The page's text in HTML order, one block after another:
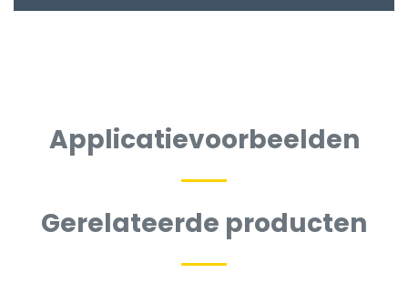
Applicatievoorbeelden
Gerelateerde producten